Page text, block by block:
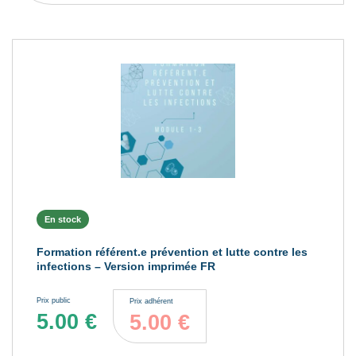
En stock
Formation référent.e prévention et lutte contre les
infections – Version imprimée FR
Prix public
5.00 €
Prix adhérent
5.00 €